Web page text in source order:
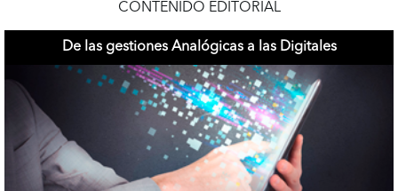
CONTENIDO EDITORIAL
De las gestiones Analógicas a las Digitales